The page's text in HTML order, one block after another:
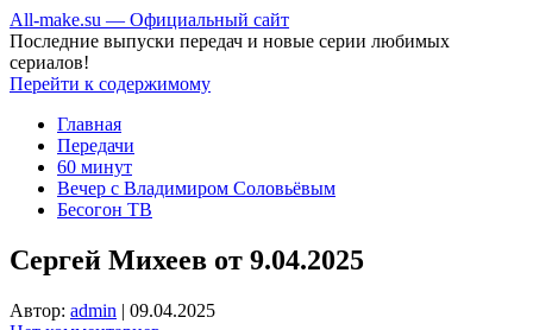
All-make.su — Официальный сайт
Последние выпуски передач и новые серии любимых
сериалов!
Перейти к содержимому
Главная
Передачи
60 минут
Вечер с Владимиром Соловьёвым
Бесогон ТВ
Сергей Михеев от 9.04.2025
Автор: admin | 09.04.2025